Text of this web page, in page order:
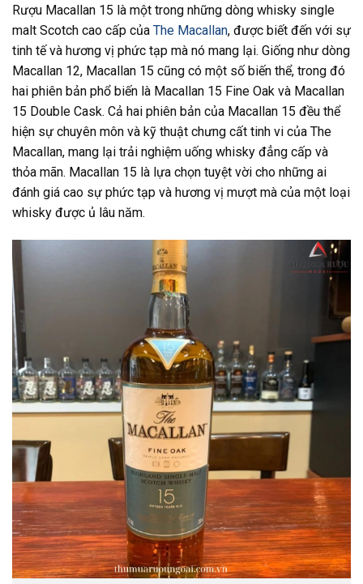
Rượu Macallan 15 là một trong những dòng whisky single
malt Scotch cao cấp của The Macallan, được biết đến với sự
tinh tế và hương vị phức tạp mà nó mang lại. Giống như dòng
Macallan 12, Macallan 15 cũng có một số biến thể, trong đó
hai phiên bản phổ biến là Macallan 15 Fine Oak và Macallan
15 Double Cask. Cả hai phiên bản của Macallan 15 đều thể
hiện sự chuyên môn và kỹ thuật chưng cất tinh vi của The
Macallan, mang lại trải nghiệm uống whisky đẳng cấp và
thỏa mãn. Macallan 15 là lựa chọn tuyệt vời cho những ai
đánh giá cao sự phức tạp và hương vị mượt mà của một loại
whisky được ủ lâu năm.